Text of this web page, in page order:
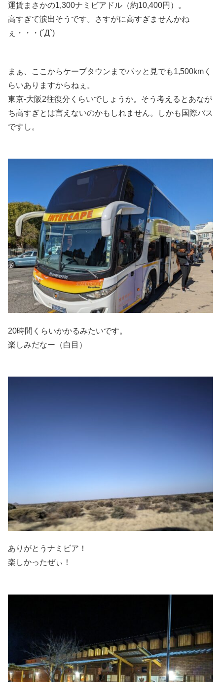
運賃まさかの1,300ナミビアドル（約10,400円）。
高すぎて涙出そうです。さすがに高すぎませんかね
ぇ・・・(´Д`)
まぁ、ここからケープタウンまでパッと見でも1,500kmく
らいありますからねぇ。
東京-大阪2往復分くらいでしょうか。そう考えるとあなが
ち高すぎとは言えないのかもしれません。しかも国際バス
ですし。
20時間くらいかかるみたいです。
楽しみだなー（白目）
ありがとうナミビア！
楽しかったぜぃ！